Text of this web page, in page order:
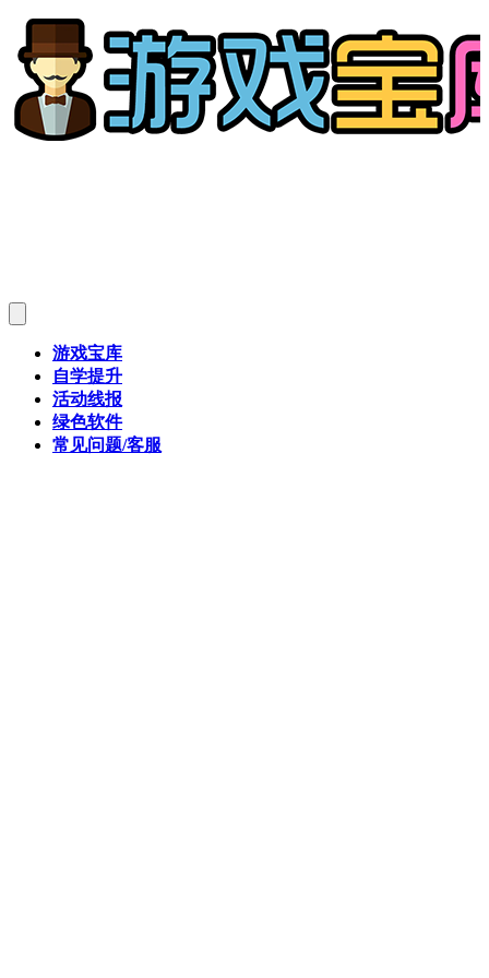
游戏宝库
自学提升
活动线报
绿色软件
常见问题/客服